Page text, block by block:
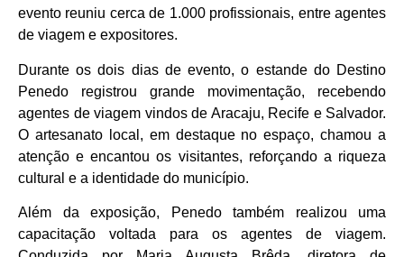
evento reuniu cerca de 1.000 profissionais, entre agentes
de viagem e expositores.
Durante os dois dias de evento, o estande do Destino
Penedo registrou grande movimentação, recebendo
agentes de viagem vindos de Aracaju, Recife e Salvador.
O artesanato local, em destaque no espaço, chamou a
atenção e encantou os visitantes, reforçando a riqueza
cultural e a identidade do município.
Além da exposição, Penedo também realizou uma
capacitação voltada para os agentes de viagem.